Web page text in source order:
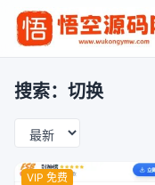
搜索：切换
VIP 免费